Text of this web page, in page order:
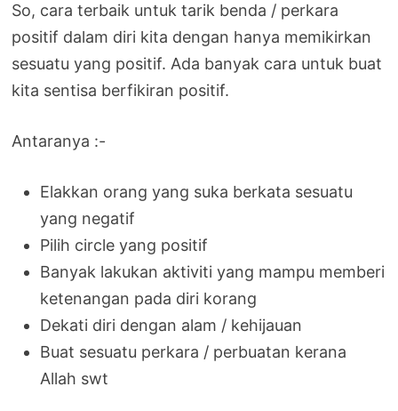
So, cara terbaik untuk tarik benda / perkara
positif dalam diri kita dengan hanya memikirkan
sesuatu yang positif. Ada banyak cara untuk buat
kita sentisa berfikiran positif.
Antaranya :-
Elakkan orang yang suka berkata sesuatu
yang negatif
Pilih circle yang positif
Banyak lakukan aktiviti yang mampu memberi
ketenangan pada diri korang
Dekati diri dengan alam / kehijauan
Buat sesuatu perkara / perbuatan kerana
Allah swt